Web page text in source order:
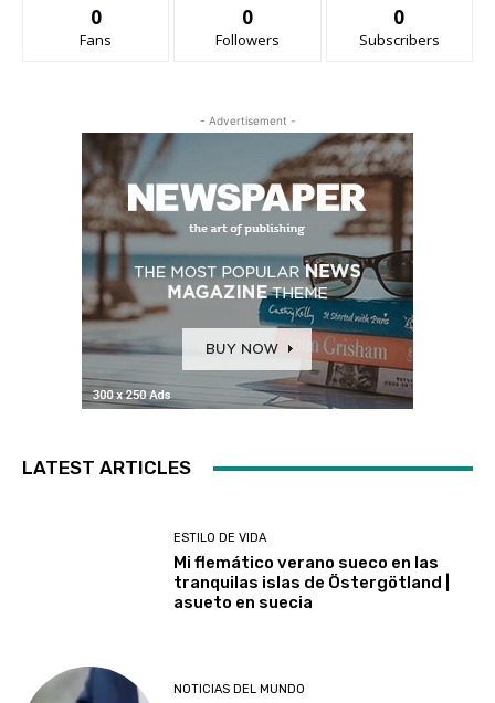
0
Fans
0
Followers
0
Subscribers
- Advertisement -
LATEST ARTICLES
ESTILO DE VIDA
Mi flemático verano sueco en las
tranquilas islas de Östergötland |
asueto en suecia
NOTICIAS DEL MUNDO